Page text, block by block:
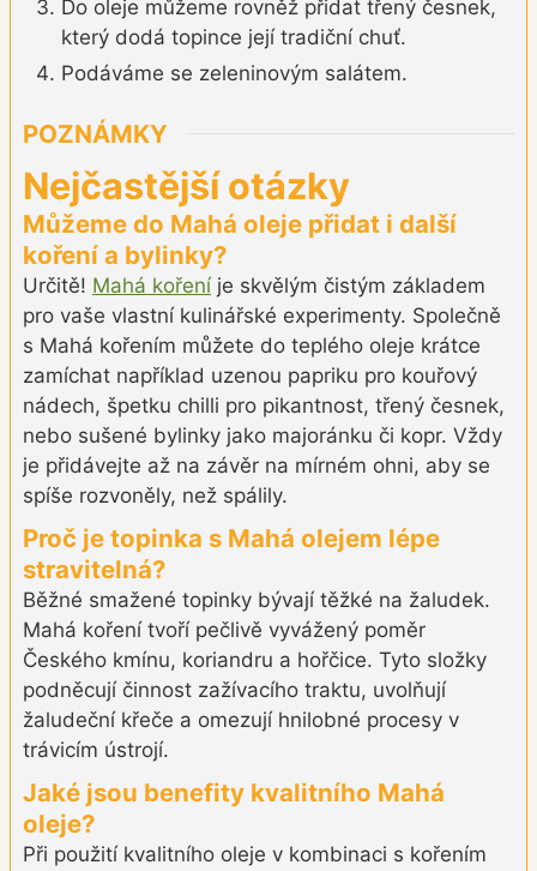
Do oleje můžeme rovněž přidat třený česnek,
který dodá topince její tradiční chuť.
Podáváme se zeleninovým salátem.
POZNÁMKY
Nejčastější otázky
Můžeme do Mahá oleje přidat i další
koření a bylinky?
Určitě! Mahá koření je skvělým čistým základem
pro vaše vlastní kulinářské experimenty. Společně
s Mahá kořením můžete do teplého oleje krátce
zamíchat například uzenou papriku pro kouřový
nádech, špetku chilli pro pikantnost, třený česnek,
nebo sušené bylinky jako majoránku či kopr. Vždy
je přidávejte až na závěr na mírném ohni, aby se
spíše rozvoněly, než spálily.
Proč je topinka s Mahá olejem lépe
stravitelná?
Běžné smažené topinky bývají těžké na žaludek.
Mahá koření tvoří pečlivě vyvážený poměr
Českého kmínu, koriandru a hořčice. Tyto složky
podněcují činnost zažívacího traktu, uvolňují
žaludeční křeče a omezují hnilobné procesy v
trávicím ústrojí.
Jaké jsou benefity kvalitního Mahá
oleje?
Při použití kvalitního oleje v kombinaci s kořením